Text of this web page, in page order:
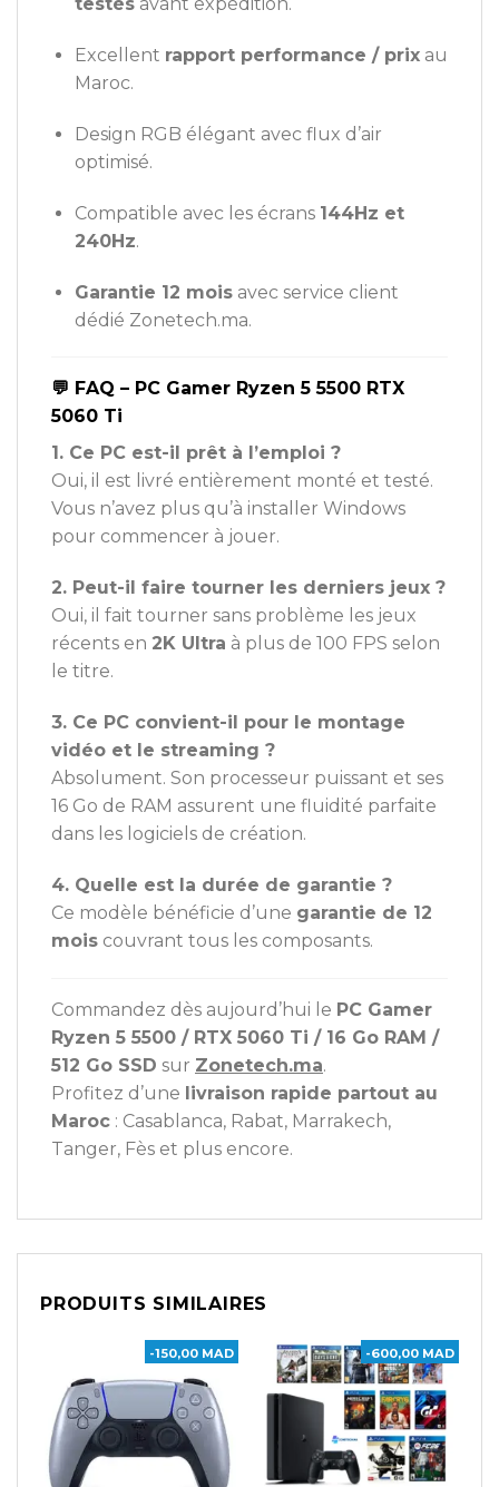
testésavant expédition.
Excellent rapport performance / prixau
Maroc.
Design RGB élégant avec flux d’air
optimisé.
Compatible avec les écrans 144Hz et
240Hz.
Garantie 12 moisavec service client
dédié Zonetech.ma.
💬 FAQ – PC Gamer Ryzen 5 5500 RTX
5060 Ti
1. Ce PC est-il prêt à l’emploi ?
Oui, il est livré entièrement monté et testé.
Vous n’avez plus qu’à installer Windows
pour commencer à jouer.
2. Peut-il faire tourner les derniers jeux ?
Oui, il fait tourner sans problème les jeux
récents en 2K Ultra à plus de 100 FPS selon
le titre.
3. Ce PC convient-il pour le montage
vidéo et le streaming ?
Absolument. Son processeur puissant et ses
16 Go de RAM assurent une fluidité parfaite
dans les logiciels de création.
4. Quelle est la durée de garantie ?
Ce modèle bénéficie d’une garantie de 12
mois couvrant tous les composants.
Commandez dès aujourd’hui le PC Gamer
Ryzen 5 5500 / RTX 5060 Ti / 16 Go RAM /
512 Go SSD sur Zonetech.ma.
Profitez d’une livraison rapide partout au
Maroc : Casablanca, Rabat, Marrakech,
Tanger, Fès et plus encore.
PRODUITS SIMILAIRES
-150,00 MAD -600,00 MAD